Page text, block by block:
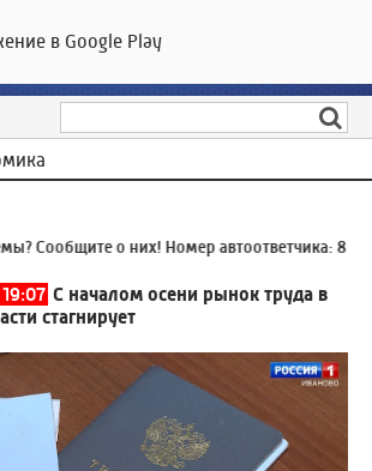
ГТРК «Ивтелерадио»
о них! Номер автоответчика:8
С началом осени рынок труда в
стагнирует
в Google Play